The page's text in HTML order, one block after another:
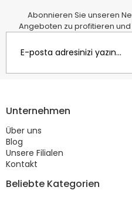
Abonnieren Sie unseren
Angeboten zu profitieren
Unternehmen
Über uns
Blog
Unsere Filialen
Kontakt
Beliebte Kategorien